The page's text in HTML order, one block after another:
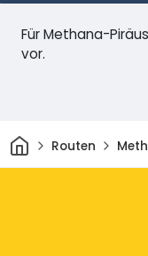
Für Methana-
vor.
HeimRouten